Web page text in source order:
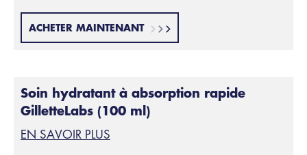
ACHETER MAINTENANT
Soin hydratant à absorption rapide
GilletteLabs (100 ml)
EN SAVOIR PLUS